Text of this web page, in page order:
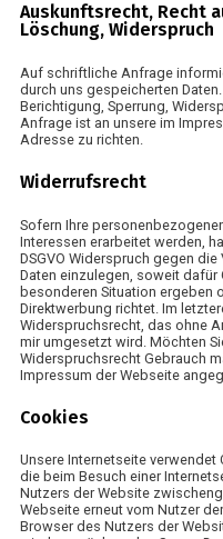
Auskunftsrecht, Recht
Löschung, Widerspruch
Auf schriftliche Anfrage
durch uns gespeicherten
Berichtigung, Sperrung,
Anfrage ist an unsere im
Adresse zu richten.
Widerrufsrecht
Sofern Ihre
Interessen erarbeitet werden,
DSGVO Widerspruch gegen
Daten einzulegen, soweit dafür
besonderen Situation ergeben
Direktwerbung richtet. Im
Widerspruchsrecht, das ohne
mir umgesetzt wird. Möchten
Widerspruchsrecht Gebrauch
Impressum der Webseite
Cookies
Unsere Internetseite verwendet
die beim Besuch einer
Nutzers der Website
Webseite erneut vom Nutzer
Browser des Nutzers der